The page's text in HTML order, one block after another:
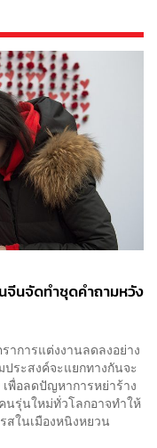
นจัดทำชุดคำถามหวัง
าการแต่งงานลดลงอย่าง
ระสงค์จะแยกทางกันจะ
พื่อลดปัญหาการหย่าร้าง
นรุ่นใหม่ทั่วโลกอาจทำให้
สในเมืองหนิงหยวน